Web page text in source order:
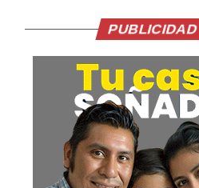
PUBLICIDAD